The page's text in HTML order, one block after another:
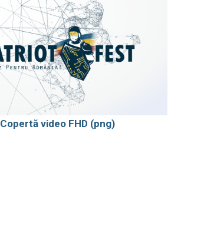
Copertă video FHD (png)